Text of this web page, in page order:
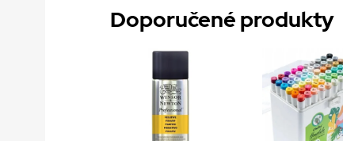
Doporučené produkty